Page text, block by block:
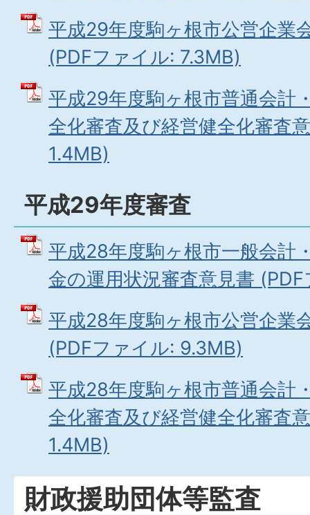
平成29年度駒ヶ根市公営企業
(PDFファイル: 7.3MB)
平成29年度駒ヶ根市普通会計
全化審査及び経営健全化審査
1.4MB)
平成29年度審査
平成28年度駒ヶ根市一般会計
金の運用状況審査意見書
平成28年度駒ヶ根市公営企業
(PDFファイル: 9.3MB)
平成28年度駒ヶ根市普通会計
全化審査及び経営健全化審査
1.4MB)
財政援助団体等監査